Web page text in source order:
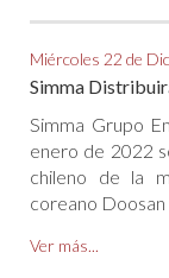
Miércoles 22 de
Simma
Simma Grupo
enero de 2022
chileno de la
coreano
Ver más...